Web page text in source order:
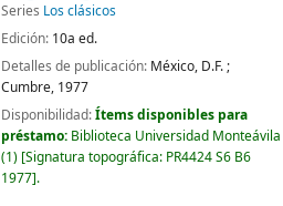
Series Los clásicos
Edición: 10a ed.
Detalles de publicación: México, D.F. ;
Cumbre, 1977
Disponibilidad:Ítems disponibles para
préstamo: Biblioteca Universidad Monteávila
(1) Signatura topográfica: PR4424 S6 B6
1977 .